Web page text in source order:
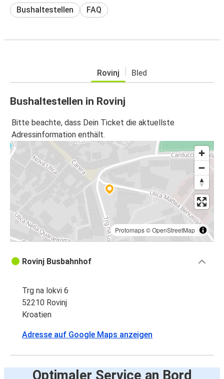
Bushaltestellen FAQ
Rovinj Bled
Bushaltestellen in Rovinj
Bitte beachte, dass Dein Ticket die aktuellste
Adressinformation enthält.
Protomaps©OpenStreetMap
Rovinj Busbahnhof
Trg na lokvi 6
52210 Rovinj
Kroatien
Adresse auf Google Maps anzeigen
Optimaler Service an Bord